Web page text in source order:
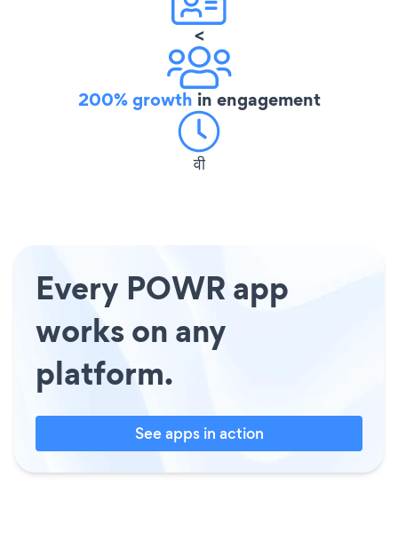
<
200% growth in engagement
वी
Every POWR app
works on any
platform.
See apps in action